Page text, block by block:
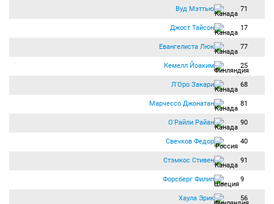
Вуд Мэттью 71
Джост Тайсон 17
Евангелиста Люк 77
Кемелл Йоаким 25
Л'Оро Закари 68
Марчессо Джонатан 81
О'Райли Райан 90
Свечков Федор 40
Стэмкос Стивен 91
Форсберг Филип 9
Хаула Эрик 56